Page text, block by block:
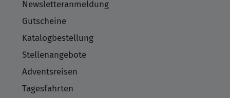
Newsletteranmeldung
Gutscheine
Katalogbestellung
Stellenangebote
Adventsreisen
Tagesfahrten